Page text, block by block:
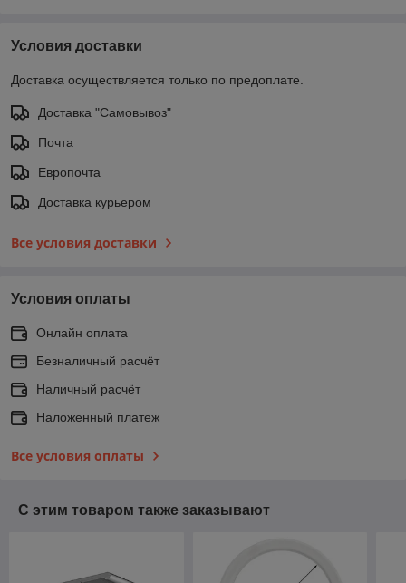
Условия доставки
Доставка осуществляется только по предоплате.
Доставка "Самовывоз"
Почта
Европочта
Доставка курьером
Все условия доставки
Условия оплаты
Онлайн оплата
Безналичный расчёт
Наличный расчёт
Наложенный платеж
Все условия оплаты
С этим товаром также заказывают